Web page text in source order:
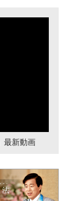
最新動画